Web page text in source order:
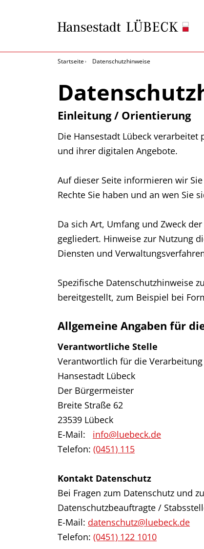
Startseite Datenschutzhinweise
Einleitung / Orientierung
Die Hansestadt Lübeck
und ihrer digitalen Angebote.
Auf dieser Seite informieren wir
Rechte Sie haben und an wen Sie
Da sich Art, Umfang und Zweck
gegliedert. Hinweise zur Nutzung
Diensten und
Spezifische Datenschutzhinweise
bereitgestellt, zum Beispiel bei
Allgemeine Angaben für
Verantwortliche Stelle
Verantwortlich für die
Hansestadt Lübeck
Der Bürgermeister
Breite Straße 62
23539 Lübeck
E-Mail: info@luebeck.de
Telefon: (0451) 115
Kontakt Datenschutz
Bei Fragen zum Datenschutz und
Datenschutzbeauftragte /
E-Mail: datenschutz@luebeck.de
Telefon: (0451) 122 1010